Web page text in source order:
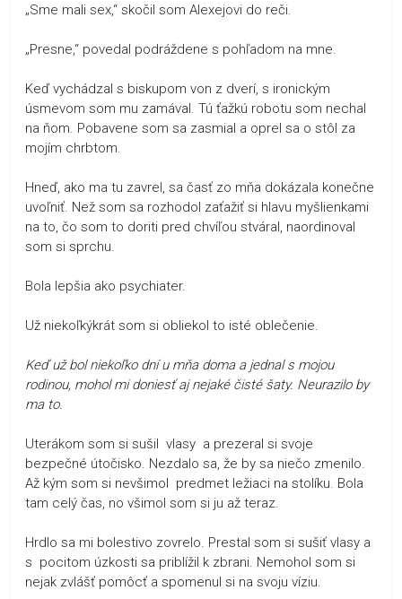
„Sme mali sex,“ skočil som Alexejovi do reči.
„Presne,“ povedal podráždene s pohľadom na mne.
Keď vychádzal s biskupom von z dverí, s ironickým
úsmevom som mu zamával. Tú ťažkú robotu som nechal
na ňom. Pobavene som sa zasmial a oprel sa o stôl za
mojím chrbtom.
Hneď, ako ma tu zavrel, sa časť zo mňa dokázala konečne
uvoľniť. Než som sa rozhodol zaťažiť si hlavu myšlienkami
na to, čo som to doriti pred chvíľou stváral, naordinoval
som si sprchu.
Bola lepšia ako psychiater.
Už niekoľkýkrát som si obliekol to isté oblečenie.
Keď už bol niekoľko dní u mňa doma a jednal s mojou
rodinou, mohol mi doniesť aj nejaké čisté šaty. Neurazilo by
ma to.
Uterákom som si sušil vlasy a prezeral si svoje
bezpečné útočisko. Nezdalo sa, že by sa niečo zmenilo.
Až kým som si nevšimol predmet ležiaci na stolíku. Bola
tam celý čas, no všimol som si ju až teraz.
Hrdlo sa mi bolestivo zovrelo. Prestal som si sušiť vlasy a
s pocitom úzkosti sa priblížil k zbrani. Nemohol som si
nejak zvlášť pomôcť a spomenul si na svoju víziu.